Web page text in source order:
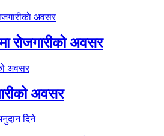
राेजगारीकाे अवसर
अवसर